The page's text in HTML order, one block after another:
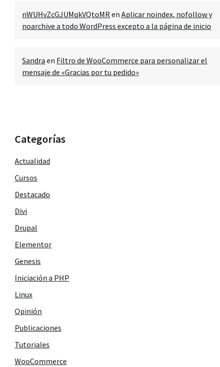
nWUHvZcGJUMqkVQtoMRen Aplicar noindex, nofollow y
noarchive a todo WordPress excepto a la página de inicio
Sandra en Filtro de WooCommerce para personalizar el
mensaje de «Gracias por tu pedido»
Categorías
Actualidad
Cursos
Destacado
Divi
Drupal
Elementor
Genesis
Iniciación a PHP
Linux
Opinión
Publicaciones
Tutoriales
WooCommerce